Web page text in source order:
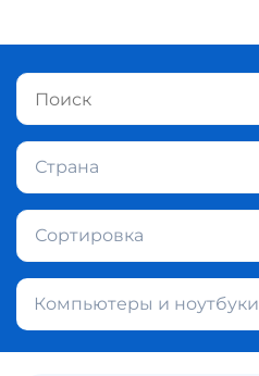
Страна
Сортировка
Компьютеры и ноутбуки